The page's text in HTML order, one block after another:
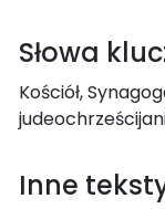
Słowa
Kościół,
Inne